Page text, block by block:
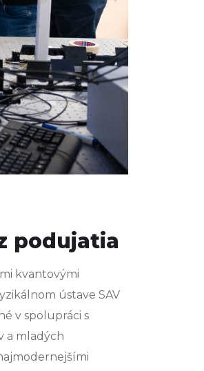
podujatia
kvantovými
ústave SAV
v spolupráci s
a mladých